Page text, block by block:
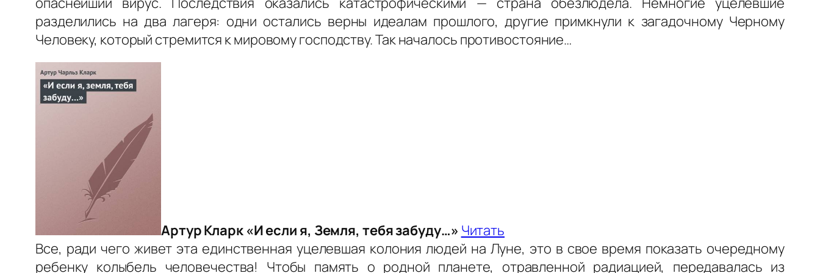
разделились на два лагеря: одни остались верны идеалам прошлого, другие примкнули к загадочному Черному
Человеку, который стремится к мировому господству. Так началось противостояние…
Артур Кларк «И если я, Земля, тебя забуду…» Читать
Все, ради чего живет эта единственная уцелевшая колония людей на Луне, это в свое время показать очередному
ребенку колыбель человечества! Чтобы память о родной планете, отравленной радиацией, передавалась из